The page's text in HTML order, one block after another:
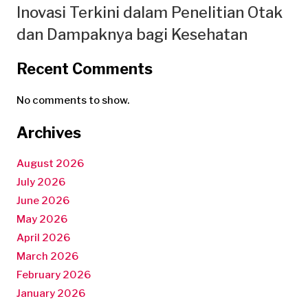
Inovasi Terkini dalam Penelitian Otak
dan Dampaknya bagi Kesehatan
Recent Comments
No comments to show.
Archives
August 2026
July 2026
June 2026
May 2026
April 2026
March 2026
February 2026
January 2026